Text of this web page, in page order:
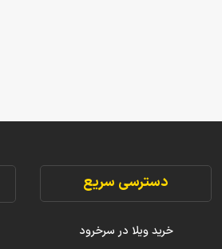
دسترسی سریع
خرید ویلا در سرخرود